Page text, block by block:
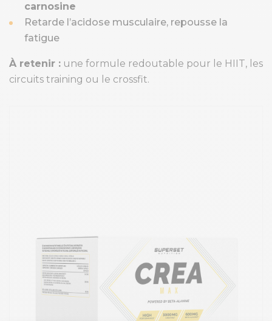
carnosine
Retarde l’acidose musculaire, repousse la
fatigue
À retenir : une formule redoutable pour le HIIT, les
circuits training ou le crossfit.